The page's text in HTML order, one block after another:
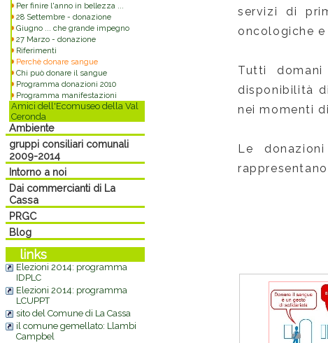
Per finire l'anno in bellezza ...
28 Settembre - donazione
Giugno ... che grande impegno
27 Marzo - donazione
Riferimenti
Perchè donare sangue
Chi può donare il sangue
Programma donazioni 2010
Programma manifestazioni
Amici dell'Ecomuseo della Val
Ceronda
Ambiente
gruppi consiliari comunali
2009-2014
Intorno a noi
Dai commercianti di La
Cassa
PRGC
Blog
links
Elezioni 2014: programma
IDPLC
Elezioni 2014: programma
LCUPPT
sito del Comune di La Cassa
il comune gemellato: Llambi
Campbel
servizi di
oncologiche
Tutti
disponibilità
nei momenti
Le